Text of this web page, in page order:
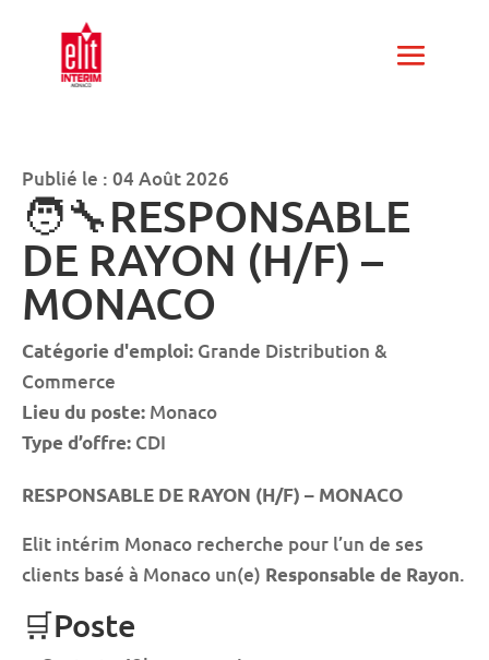
Publié le : 04 Août 2026
🧑‍🔧RESPONSABLE
DE RAYON (H/F) –
MONACO
Catégorie d'emploi: Grande Distribution &
Commerce
Lieu du poste: Monaco
Type d’offre: CDI
RESPONSABLE DE RAYON (H/F) – MONACO
Elit intérim Monaco recherche pour l’un de ses
clients basé à Monaco un(e) Responsable de Rayon.
🛒Poste